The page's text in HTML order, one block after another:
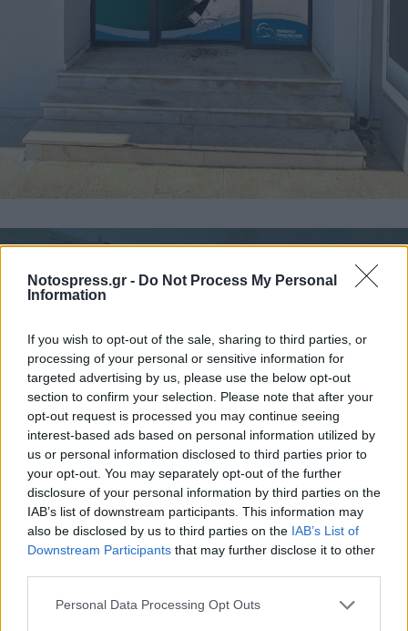
Notospress.gr - Do Not Process My Personal
Information
If you wish to opt-out of the sale, sharing to third parties, or
processing of your personal or sensitive information for
targeted advertising by us, please use the below opt-out
section to confirm your selection. Please note that after your
opt-out request is processed you may continue seeing
interest-based ads based on personal information utilized by
us or personal information disclosed to third parties prior to
your opt-out. You may separately opt-out of the further
disclosure of your personal information by third parties on the
IAB’s list of downstream participants. This information may
also be disclosed by us to third parties on the IAB’s List of
Downstream Participants that may further disclose it to other
Personal Data Processing Opt Outs